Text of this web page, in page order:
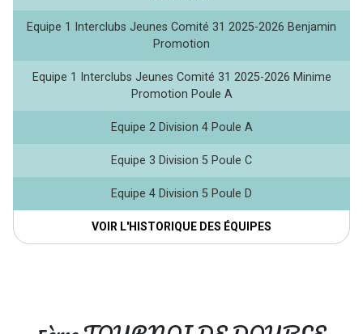
Equipe 1 Interclubs Jeunes Comité 31 2025-2026 Benjamin
Promotion
Equipe 1 Interclubs Jeunes Comité 31 2025-2026 Minime
Promotion Poule A
Equipe 2 Division 4 Poule A
Equipe 3 Division 5 Poule C
Equipe 4 Division 5 Poule D
VOIR L'HISTORIQUE DES ÉQUIPES